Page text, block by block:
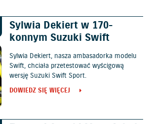
Sylwia Dekiert w 170-
konnym Suzuki Swift
Sylwia Dekiert, nasza ambasadorka modelu
Swift, chciała przetestować wyścigową
wersję Suzuki Swift Sport.
DOWIEDZ SIĘ WIĘCEJ